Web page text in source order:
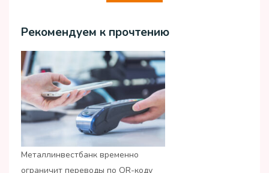
Рекомендуем к прочтению
Металлинвестбанк временно
ограничит переводы по QR-коду